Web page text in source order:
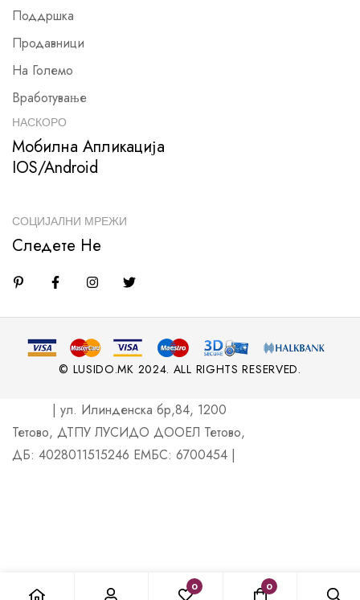
Поддршка
Продавници
На Големо
Вработување
НАСКОРО
Мобилна Апликација
IOS/Android
СОЦИЈАЛНИ МРЕЖИ
Следете Не
© LUSIDO.MK 2024. ALL RIGHTS RESERVED.
| ул. Илинденска бр,84, 1200
Тетово, ДТПУ ЛУСИДО ДООЕЛ Тетово,
ДБ: 4028011515246 ЕМБС: 6700454 |
0 0